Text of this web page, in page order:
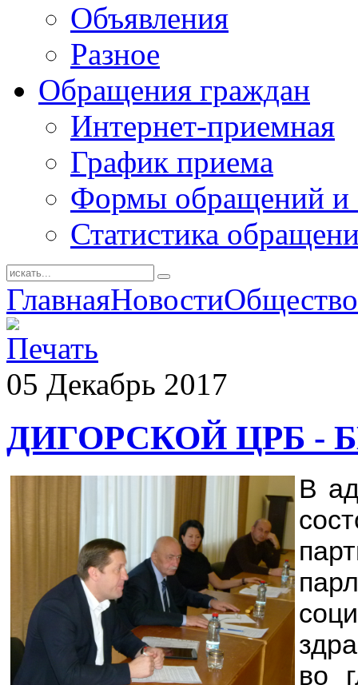
Объявления
Разное
Обращения граждан
Интернет-приемная
График приема
Формы обращений и
Статистика
ГлавнаяНовостиОбщество
05 Декабрь 2017
ДИГОРСКОЙ ЦРБ -
В
во